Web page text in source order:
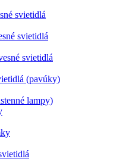
svietidlá
svietidlá
svietidlá
(pavúky)
lampy)